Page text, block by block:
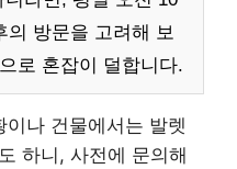
의 방문을 고려해 보
로 혼잡이 덜합니다.
이나 건물에서는 발렛
하니, 사전에 문의해